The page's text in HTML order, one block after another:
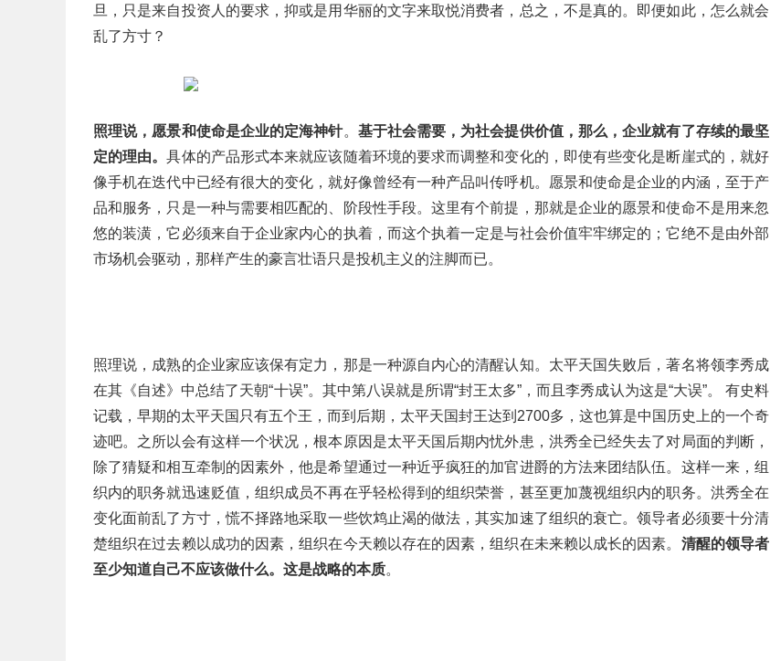
旦，只是来自投资人的要求，抑或是用华丽的文字来取悦消费者，总之，不是真的。即便如此，怎么就会
乱了方寸？
照理说，愿景和使命是企业的定海神针。 基于社会需要，为社会提供价值，那么，企业就有了存续的最坚
定的理由。具体的产品形式本来就应该随着环境的要求而调整和变化的，即使有些变化是断崖式的，就好
像手机在迭代中已经有很大的变化，就好像曾经有一种产品叫传呼机。愿景和使命是企业的内涵，至于产
品和服务，只是一种与需要相匹配的、阶段性手段。这里有个前提，那就是企业的愿景和使命不是用来忽
悠的装潢，它必须来自于企业家内心的执着，而这个执着一定是与社会价值牢牢绑定的；它绝不是由外部
市场机会驱动，那样产生的豪言壮语只是投机主义的注脚而已。
照理说，成熟的企业家应该保有定力，那是一种源自内心的清醒认知。太平天国失败后，著名将领李秀成
在其《自述》中总结了天朝“十误”。其中第八误就是所谓“封王太多”，而且李秀成认为这是“大误”。 有史料
记载，早期的太平天国只有五个王，而到后期，太平天国封王达到2700多，这也算是中国历史上的一个奇
迹吧。之所以会有这样一个状况，根本原因是太平天国后期内忧外患，洪秀全已经失去了对局面的判断，
除了猜疑和相互牵制的因素外，他是希望通过一种近乎疯狂的加官进爵的方法来团结队伍。这样一来，组
织内的职务就迅速贬值，组织成员不再在乎轻松得到的组织荣誉，甚至更加蔑视组织内的职务。洪秀全在
变化面前乱了方寸，慌不择路地采取一些饮鸩止渴的做法，其实加速了组织的衰亡。领导者必须要十分清
楚组织在过去赖以成功的因素，组织在今天赖以存在的因素，组织在未来赖以成长的因素。 清醒的领导者
至少知道自己不应该做什么。这是战略的本质。